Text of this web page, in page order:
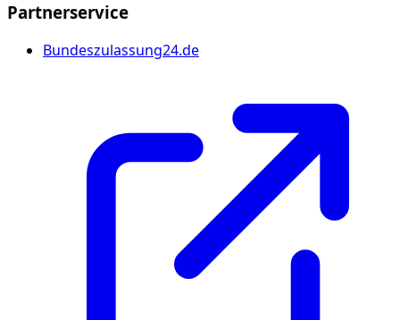
Partnerservice
Bundeszulassung24.de